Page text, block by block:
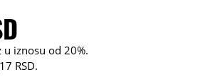
u iznosu od 20%.
RSD.